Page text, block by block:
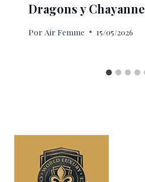
Dragons y Chayanne
Por Air Femme 15/05/2026